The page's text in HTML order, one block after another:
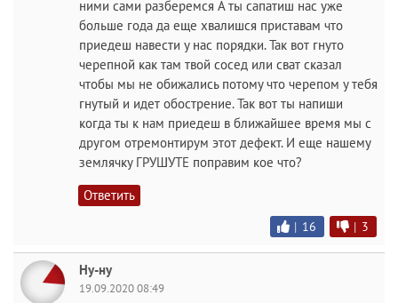
ними сами разберемся А ты сапатиш нас уже
больше года да еще хвалишся приставам что
приедеш навести у нас порядки. Так вот гнуто
черепной как там твой сосед или сват сказал
чтобы мы не обижались потому что черепом у тебя
гнутый и идет обострение. Так вот ты напиши
когда ты к нам приедеш в ближайшее время мы с
другом отремонтирум этот дефект. И еще нашему
землячку ГРУШУТЕ поправим кое что?
Ответить
| 16 | 3
Ну-ну
19.09.2020 08:49